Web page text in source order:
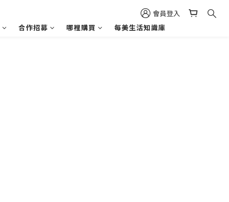
會員登入
合作招募 哪裡購買 每美生活知識庫